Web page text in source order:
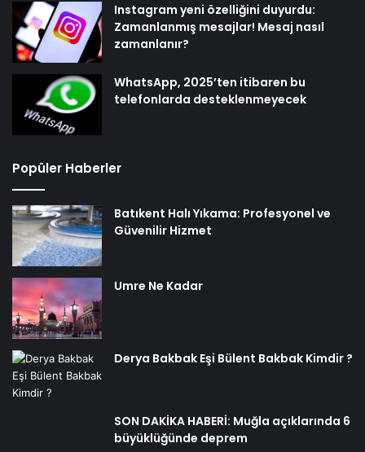
Instagram yeni özelliğini duyurdu:
Zamanlanmış mesajlar! Mesaj nasıl
zamanlanır?
WhatsApp, 2025’ten itibaren bu
telefonlarda desteklenmeyecek
Popüler Haberler
Batıkent Halı Yıkama: Profesyonel ve
Güvenilir Hizmet
Umre Ne Kadar
Derya Bakbak Eşi Bülent Bakbak Kimdir ?
SON DAKİKA HABERİ: Muğla açıklarında 6
büyüklüğünde deprem